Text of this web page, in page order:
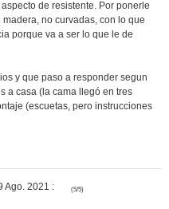
de resistente. Por ponerle
no curvadas, con lo que
porque va a ser lo que le de
y que paso a responder segun
a casa (la cama llegó en tres
(escuetas, pero instrucciones
Ago. 2021 : (5/5)